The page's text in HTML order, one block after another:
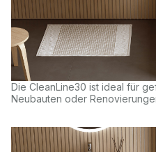
Die CleanLine30 ist ideal für
Neubauten oder